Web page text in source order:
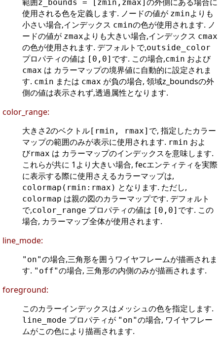
z_bounds = [zmin,zmax]
使用される色を定義します. ノードの値が zminよりも
小さい場合,インデックス cminの色が使用されます. ノ
ードの値が zmaxよりも大きい場合,インデックス cmax
の色が使用されます. デフォルトで,outside_color
プロパティの値は [0,0] です. この場合,cmin および
cmax は カラーマップの境界値に自動的に設定されま
す. cmin または cmax が負の場合, 領域z_boundsの外
側の値は表示されず,透過属性となります.
color_range:
大きさ2のベクトル[rmin, rmax] で, 指定したカラー
マップの範囲のみが表示に使用されます. rmin およ
びrmax は カラーマップのインデックスを意味します.
これらが共に 1より大きい場合, fecエンティティを実際
に表示する際に使用さえるカラーマップは,
colormap(rmin:rmax) となります. ただし,
colormap は親の図のカラーマップです. デフォルト
で,color_range プロパティの値は [0,0] です. この
場合, カラーマップ全体が使用されます.
line_mode:
"on"の場合,三角形を囲うワイヤフレームが描画されま
す. "off"の場合, 三角形の内側のみが描画されます.
foreground:
このカラーインデックスはメッシュの色を指定します.
line_mode プロパティが "on"の場合, ワイヤフレー
ムがこの色により描画されます.